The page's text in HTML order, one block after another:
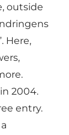
outside
Here,
2004.
entry.